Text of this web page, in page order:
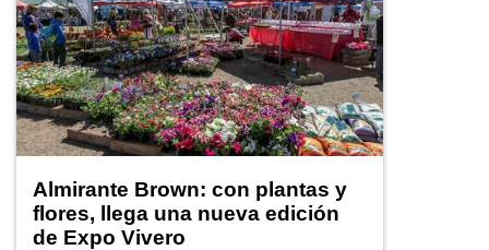
Almirante Brown: con plantas y
flores, llega una nueva edición
de Expo Vivero